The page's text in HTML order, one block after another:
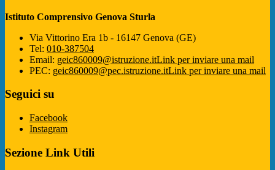
Istituto Comprensivo Genova Sturla
Via Vittorino Era 1b - 16147 Genova (GE)
Tel: 010-387504
Email: geic860009@istruzione.itLink per inviare una mail
PEC: geic860009@pec.istruzione.itLink per inviare una mail
Seguici su
Facebook
Instagram
Sezione Link Utili